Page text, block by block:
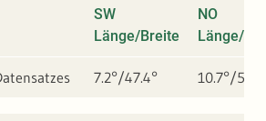
SW
Länge/Breite
NO
Länge/
7.2°/47.4° 10.7°/50°